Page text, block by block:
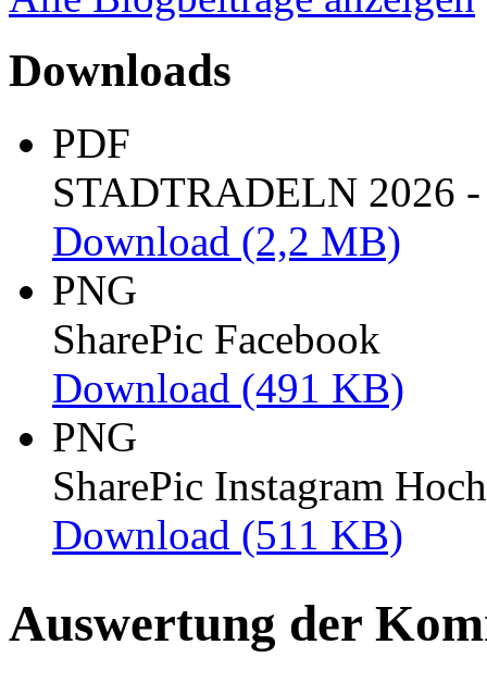
Downloads
PDF
STADTRADELN 2026
Download (2,2 MB)
PNG
SharePic Facebook
Download (491 KB)
PNG
SharePic Instagram
Download (511 KB)
Auswertung der